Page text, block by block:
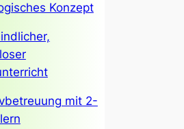
Konzept
mit 2-